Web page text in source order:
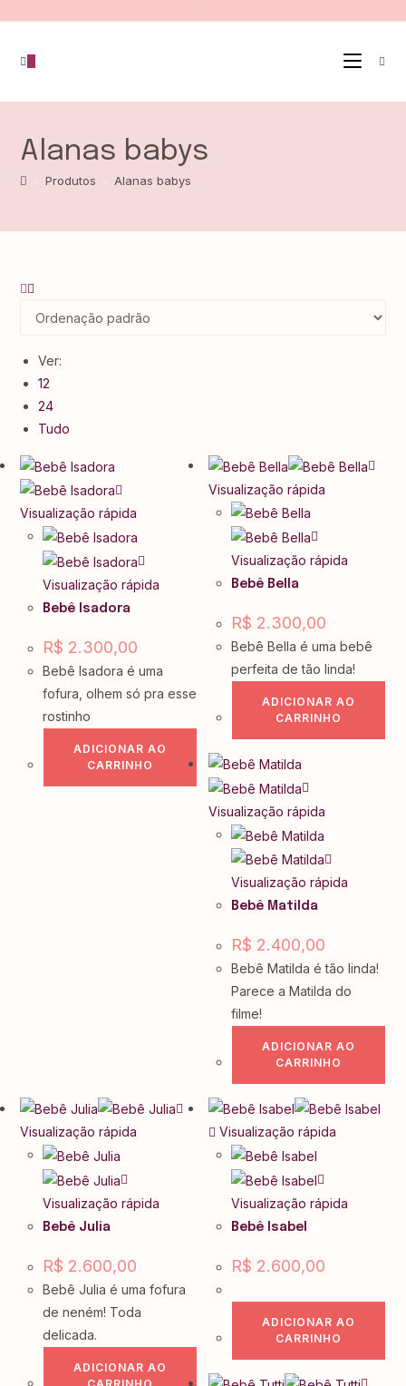
.
0
Alanas babys
Produtos Alanas babys
Ver:
12
24
Tudo
Visualização rápida
Visualização rápida
Bebê Isadora
R$ 2.300,00
Bebê Isadora é uma
fofura, olhem só pra esse
rostinho
ADICIONAR AO
CARRINHO
Visualização rápida
Visualização rápida
Bebê Bella
R$ 2.300,00
Bebê Bella é uma bebê
perfeita de tão linda!
ADICIONAR AO
CARRINHO
Visualização rápida
Visualização rápida
Bebê Matilda
R$ 2.400,00
Bebê Matilda é tão linda!
Parece a Matilda do
filme!
ADICIONAR AO
CARRINHO
Visualização rápida
Visualização rápida
Bebê Julia
R$ 2.600,00
Bebê Julia é uma fofura
de neném! Toda
delicada.
ADICIONAR AO
Visualização rápida
Visualização rápida
Bebê Isabel
R$ 2.600,00
ADICIONAR AO
CARRINHO